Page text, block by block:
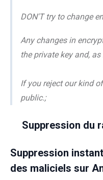
DON'T try to change
Any changes in
the private key and,
If you reject our kind
public.;
Suppression du
Suppression
des maliciels sur